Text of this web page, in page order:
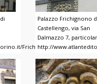
Frichignono/index.html
Palazzo Frichignono
Castellengo, via San
Dalmazzo 7,
http://